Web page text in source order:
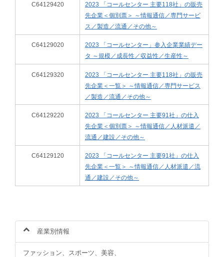
C64129420
2023 「コールセンター 主要118社」の販売
先企業＜個別票＞ ～情報通信／専門サービ
ス／製造／流通／その他～
C64129020
2023 「コールセンター」参入企業業績デー
タ ～規模／成長性／収益性／生産性～
C64129320
2023 「コールセンター 主要118社」の販売
先企業＜一覧＞ ～情報通信／専門サービス
／製造／流通／その他～
C64129220
2023 「コールセンター 主要91社」の仕入
先企業＜個別票＞ ～情報通信／人材派遣／
流通／建設／その他～
C64129120
2023 「コールセンター 主要91社」の仕入
先企業＜一覧＞ ～情報通信／人材派遣／流
通／建設／その他～
産業別情報
ファッション、スポーツ、美容、